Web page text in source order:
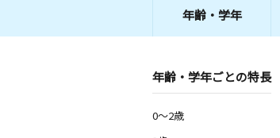
年齢・学年
年齢・学年ごとの特長
0～2歳